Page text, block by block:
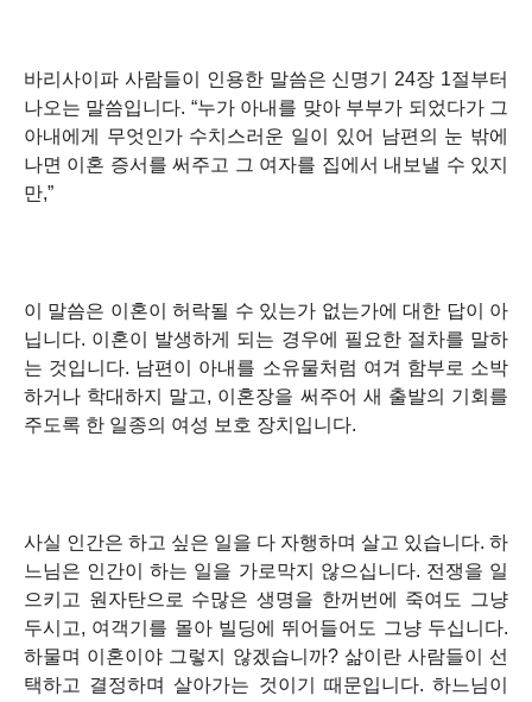
바리사이파 사람들이 인용한 말씀은 신명기 24장 1절부터
나오는 말씀입니다. “누가 아내를 맞아 부부가 되었다가 그
아내에게 무엇인가 수치스러운 일이 있어 남편의 눈 밖에
나면 이혼 증서를 써주고 그 여자를 집에서 내보낼 수 있지
만,”
이 말씀은 이혼이 허락될 수 있는가 없는가에 대한 답이 아
닙니다. 이혼이 발생하게 되는 경우에 필요한 절차를 말하
는 것입니다. 남편이 아내를 소유물처럼 여겨 함부로 소박
하거나 학대하지 말고, 이혼장을 써주어 새 출발의 기회를
주도록 한 일종의 여성 보호 장치입니다.
사실 인간은 하고 싶은 일을 다 자행하며 살고 있습니다. 하
느님은 인간이 하는 일을 가로막지 않으십니다. 전쟁을 일
으키고 원자탄으로 수많은 생명을 한꺼번에 죽여도 그냥
두시고, 여객기를 몰아 빌딩에 뛰어들어도 그냥 두십니다.
하물며 이혼이야 그렇지 않겠습니까? 삶이란 사람들이 선
택하고 결정하며 살아가는 것이기 때문입니다. 하느님이